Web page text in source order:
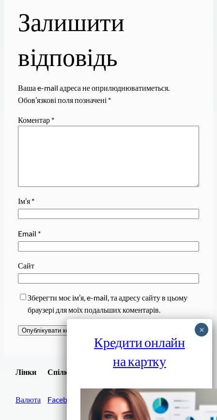
Залишити
відповідь
Ваша e-mail адреса не оприлюднюватиметься.
Обов’язкові поля позначені *
Коментар *
Ім’я *
Email *
Сайт
Зберегти моє ім’я, e-mail, та адресу сайту в цьому
браузері для моїх подальших коментарів.
Лінки
Валюта
Спілки
Facebook
Завантажити
Кредити онлайн
на картку